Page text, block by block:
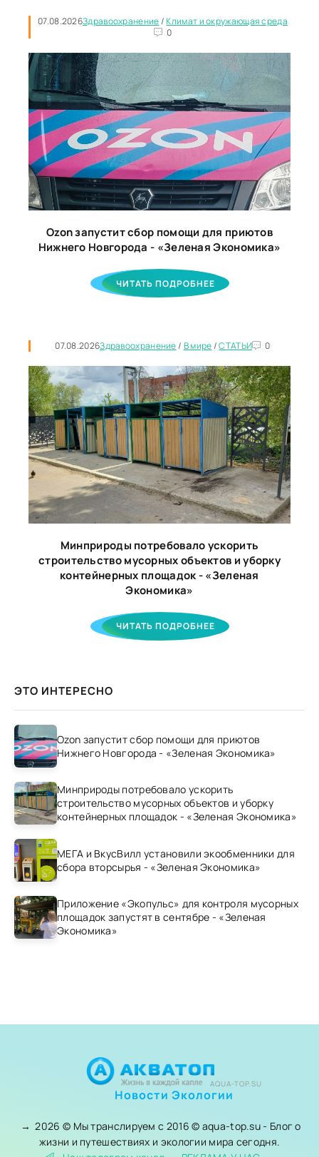
07.08.2026Здравоохранение/Климат и окружающая среда
0
Ozon запустит сбор помощи для приютов
Нижнего Новгорода - «Зеленая Экономика»
ЧИТАТЬ ПОДРОБНЕЕ
07.08.2026Здравоохранение/ В мире/СТАТЬИ 0
Минприроды потребовало ускорить
строительство мусорных объектов и уборку
контейнерных площадок - «Зеленая
Экономика»
ЧИТАТЬ ПОДРОБНЕЕ
ЭТО ИНТЕРЕСНО
Ozon запустит сбор помощи для приютов
Нижнего Новгорода - «Зеленая Экономика»
Минприроды потребовало ускорить
строительство мусорных объектов и уборку
контейнерных площадок - «Зеленая Экономика»
МЕГА и ВкусВилл установили экообменники для
сбора вторсырья - «Зеленая Экономика»
Приложение «Экопульс» для контроля мусорных
площадок запустят в сентябре - «Зеленая
Экономика»
Новости Экологии
AQUA-TOP.SU
→2026 © Мы транслируем с 2016 © aqua-top.su - Блог о
жизни и путешествиях и экологии мира сегодня.